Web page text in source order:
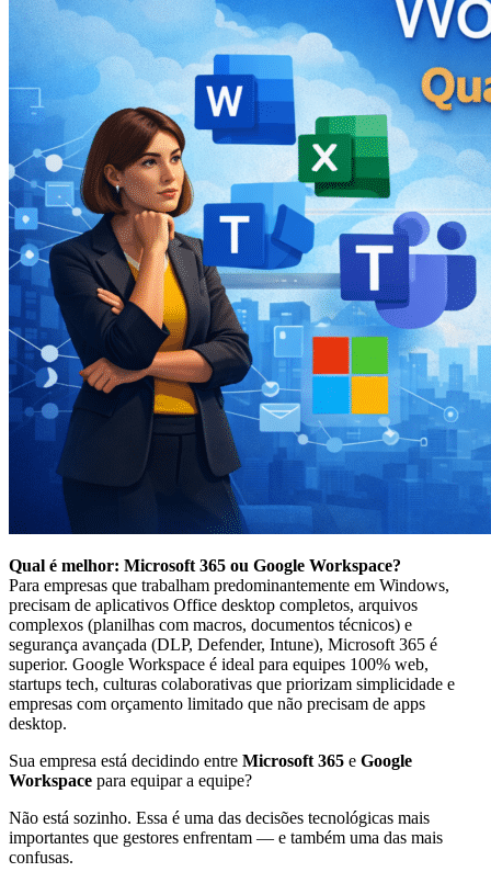
Qual é melhor: Microsoft 365 ou Google Workspace?
Para empresas que trabalham predominantemente em Windows,
precisam de aplicativos Office desktop completos, arquivos
complexos (planilhas com macros, documentos técnicos) e
segurança avançada (DLP, Defender, Intune), Microsoft 365 é
superior. Google Workspace é ideal para equipes 100% web,
startups tech, culturas colaborativas que priorizam simplicidade e
empresas com orçamento limitado que não precisam de apps
desktop.
Sua empresa está decidindo entre Microsoft 365 e Google
Workspace para equipar a equipe?
Não está sozinho. Essa é uma das decisões tecnológicas mais
importantes que gestores enfrentam — e também uma das mais
confusas.